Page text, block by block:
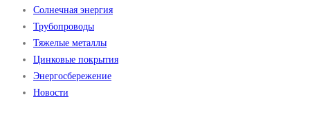
Солнечная энергия
Трубопроводы
Тяжелые металлы
Цинковые покрытия
Энергосбережение
Новости